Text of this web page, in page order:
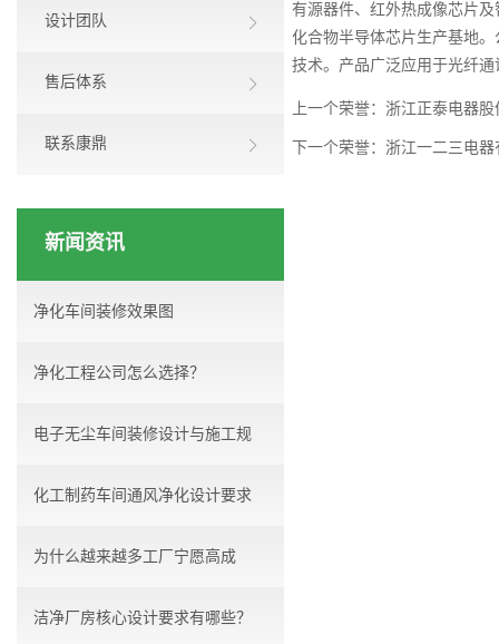
设计团队
售后体系
联系康鼎
新闻资讯
净化车间装修效果图
净化工程公司怎么选择？
电子无尘车间装修设计与施工规
范...
化工制药车间通风净化设计要求
为什么越来越多工厂宁愿高成
本，...
洁净厂房核心设计要求有哪些？
有源器件、红外热成像芯片
化合物半导体芯片生产基地
技术。产品广泛应用于光纤
上一个荣誉： 浙江正泰电器
下一个荣誉： 浙江一二三电器